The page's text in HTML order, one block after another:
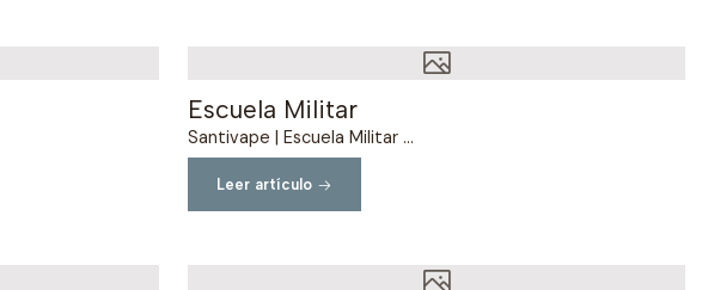
Escuela Militar
Santivape | Escuela Militar ...
Leer artículo